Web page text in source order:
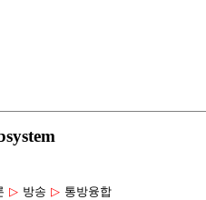
▷ 방송 ▷ 통방융합